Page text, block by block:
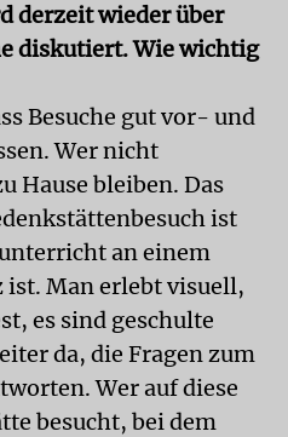
derzeit wieder über
diskutiert. Wie wichtig
Besuche gut vor- und
Wer nicht
Hause bleiben. Das
ist
an einem
Man erlebt visuell,
es sind geschulte
da, die Fragen zum
Wer auf diese
besucht, bei dem